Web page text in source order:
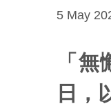
5 May
「
日，